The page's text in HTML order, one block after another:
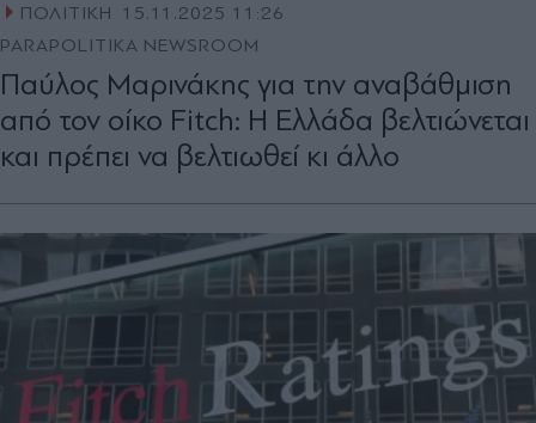
ΠΟΛΙΤΙΚΗ
15.11.2025 11:26
PARAPOLITIKA NEWSROOM
Παύλος Μαρινάκης για την αναβάθμιση
από τον οίκο Fitch: H Ελλάδα βελτιώνεται
και πρέπει να βελτιωθεί κι άλλο